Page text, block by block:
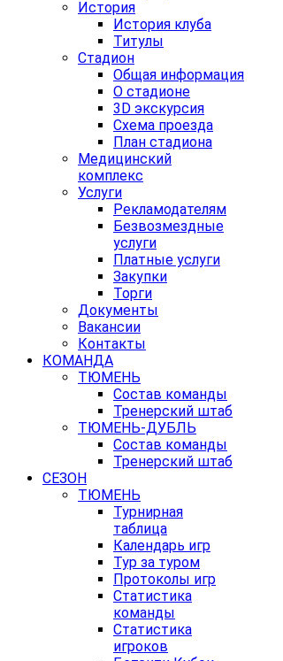
История
История клуба
Титулы
Стадион
Общая информация
О стадионе
3D экскурсия
Схема проезда
План стадиона
Медицинский
комплекс
Услуги
Рекламодателям
Безвозмездные
услуги
Платные услуги
Закупки
Торги
Документы
Вакансии
Контакты
КОМАНДА
ТЮМЕНЬ
Состав команды
Тренерский штаб
ТЮМЕНЬ-ДУБЛЬ
Состав команды
Тренерский штаб
СЕЗОН
ТЮМЕНЬ
Турнирная
таблица
Календарь игр
Тур за туром
Протоколы игр
Статистика
команды
Статистика
игроков